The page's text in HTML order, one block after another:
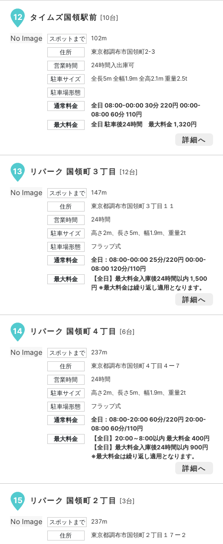
12 タイムズ国領駅前 [10台]
スポットまで
102m
住所
東京都調布市国領町2-3
営業時間
24時間入出庫可
駐車サイズ
全長5m 全幅1.9m 全高2.1m 重量2.5t
駐車場形態
通常料金
全日 08:00-00:00 30分 220円 00:00-
08:00 60分 110円
最大料金
全日 駐車後24時間 最大料金1,320円
詳細へ
No Image
13 リパーク 国領町３丁目 [12台]
スポットまで
147m
住所
東京都調布市国領町３丁目１１
営業時間
24時間
駐車サイズ
高さ2m、長さ5m、幅1.9m、重量2t
駐車場形態
フラップ式
通常料金
全日：08:00-00:00 25分/220円 00:00-
08:00 120分/110円
最大料金
【全日】最大料金入庫後24時間以内1,500
円 ※最大料金は繰り返し適用となります。
詳細へ
No Image
14 リパーク 国領町４丁目 [6台]
スポットまで
237m
住所
東京都調布市国領町４丁目４ー７
営業時間
24時間
駐車サイズ
高さ2m、長さ5m、幅1.9m、重量2t
駐車場形態
フラップ式
通常料金
全日：08:00-20:00 60分/220円 20:00-
08:00 60分/110円
最大料金
【全日】20:00～8:00以内 最大料金400円
【全日】最大料金入庫後24時間以内900円
※最大料金は繰り返し適用となります。
詳細へ
No Image
15 リパーク 国領町２丁目 [3台]
スポットまで
237m
住所
東京都調布市国領町２丁目１７ー２
No Image